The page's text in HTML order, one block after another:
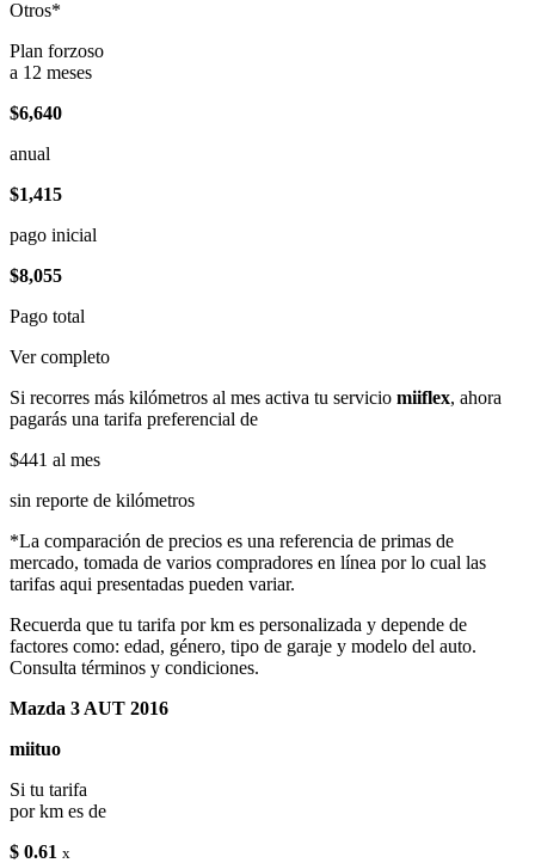
Otros*
Plan forzoso
a 12 meses
$6,640
anual
$1,415
pago inicial
$8,055
Pago total
Ver completo
Si recorres más kilómetros al mes activa tu servicio miiflex, ahora
pagarás una tarifa preferencial de
$441 al mes
sin reporte de kilómetros
*La comparación de precios es una referencia de primas de
mercado, tomada de varios compradores en línea por lo cual las
tarifas aqui presentadas pueden variar.
Recuerda que tu tarifa por km es personalizada y depende de
factores como: edad, género, tipo de garaje y modelo del auto.
Consulta términos y condiciones.
Mazda 3 AUT 2016
miituo
Si tu tarifa
por km es de
$ 0.61 x